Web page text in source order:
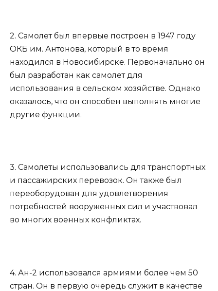
2. Самолет был впервые построен в 1947 году
ОКБ им. Антонова, который в то время
находился в Новосибирске. Первоначально он
был разработан как самолет для
использования в сельском хозяйстве. Однако
оказалось, что он способен выполнять многие
другие функции.
3. Самолеты использовались для транспортных
и пассажирских перевозок. Он также был
переоборудован для удовлетворения
потребностей вооруженных сил и участвовал
во многих военных конфликтах.
4. Ан-2 использовался армиями более чем 50
стран. Он в первую очередь служит в качестве